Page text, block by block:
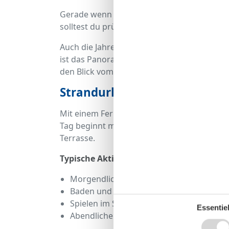
Gerade wenn du ein Timmendorfer Strand
solltest du prüfen, ob ausreichend
Auch die Jahreszeit spielt eine Rolle. Im
ist das Panorama oft besonders
den Blick vom Wohnzimmer aus zu einem
Strandurlaub: Aktivitäten
Mit einem Ferienhaus am Timmendorfer
Tag beginnt mit einem Spaziergang am
Terrasse.
Typische Aktivitäten direkt vor der
Morgendlicher Strandspaziergang
Baden und Sonnen am Ostseestrand
Spielen im Sand mit den Kindern
Abendlicher Spaziergang bei